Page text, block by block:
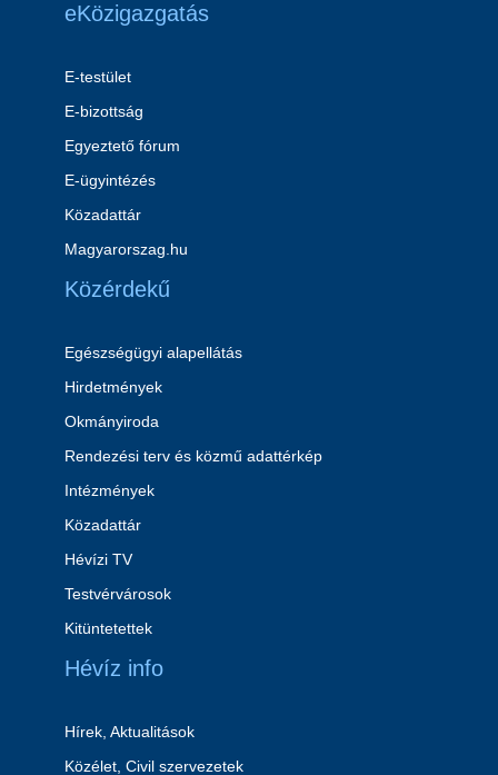
eKözigazgatás
E-testület
E-bizottság
Egyeztető fórum
E-ügyintézés
Közadattár
Magyarorszag.hu
Közérdekű
Egészségügyi alapellátás
Hirdetmények
Okmányiroda
Rendezési terv és közmű adattérkép
Intézmények
Közadattár
Hévízi TV
Testvérvárosok
Kitüntetettek
Hévíz info
Hírek, Aktualitások
Közélet, Civil szervezetek